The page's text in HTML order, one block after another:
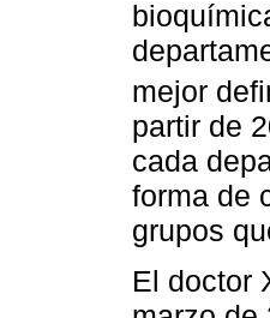
mejor
partir de
cada
forma de
grupos
El doctor